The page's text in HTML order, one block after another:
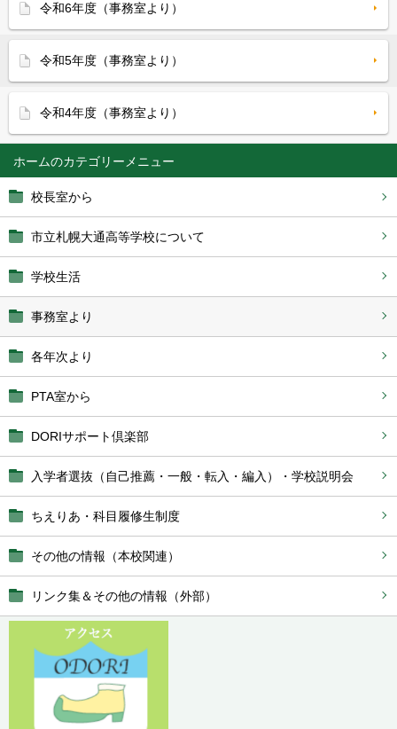
ホーム
校長室から
市立札幌大通高等学校について
学校生活
事務室より
各年次より
PTA室から
DORIサポート倶楽部
入学者選抜（自己推薦・一般・転入・編入）・学校説明会
ちえりあ・科目履修生制度
その他の情報（本校関連）
リンク集＆その他の情報（外部）
令和6年度（事務室より）
令和5年度（事務室より）
令和4年度（事務室より）